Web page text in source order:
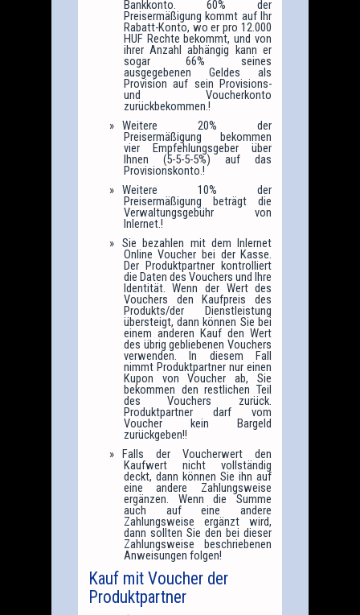
Bankkonto. 60% der
Preisermäßigung kommt auf Ihr
Rabatt-Konto, wo er pro 12.000
HUF Rechte bekommt, und von
ihrer Anzahl abhängig kann er
sogar 66% seines
ausgegebenen Geldes als
Provision auf sein Provisions-
und Voucherkonto
zurückbekommen.!
Weitere 20% der
Preisermäßigung bekommen
vier Empfehlungsgeber über
Ihnen (5-5-5-5%) auf das
Provisionskonto.!
Weitere 10% der
Preisermäßigung beträgt die
Verwaltungsgebühr von
Inlernet.!
Sie bezahlen mit dem Inlernet
Online Voucher bei der Kasse.
Der Produktpartner kontrolliert
die Daten des Vouchers und Ihre
Identität. Wenn der Wert des
Vouchers den Kaufpreis des
Produkts/der Dienstleistung
übersteigt, dann können Sie bei
einem anderen Kauf den Wert
des übrig gebliebenen Vouchers
verwenden. In diesem Fall
nimmt Produktpartner nur einen
Kupon von Voucher ab, Sie
bekommen den restlichen Teil
des Vouchers zurück.
Produktpartner darf vom
Voucher kein Bargeld
zurückgeben!!
Falls der Voucherwert den
Kaufwert nicht vollständig
deckt, dann können Sie ihn auf
eine andere Zahlungsweise
ergänzen. Wenn die Summe
auch auf eine andere
Zahlungsweise ergänzt wird,
dann sollten Sie den bei dieser
Zahlungsweise beschriebenen
Anweisungen folgen!
Kauf mit Voucher der
Produktpartner